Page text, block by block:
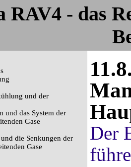
RAV4 - das
und der
und das System der
Gase
die Senkungen der
Gase
Der